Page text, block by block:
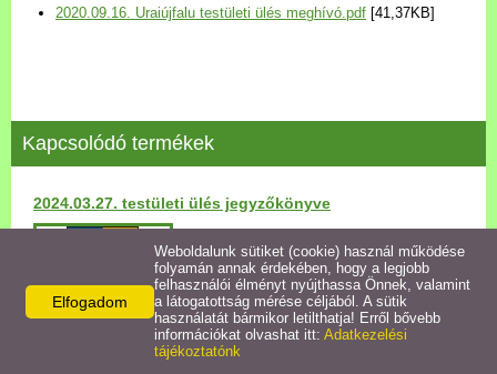
Egyéb intézmények
Egyéb szolgáltatások
Egészségügyi ellátás
Uraiújfalu Sportegyesület
2020.09.16. Uraiújfalu testületi ülés meghívó.pdf [41,37KB]
Kapcsolódó termékek
2024.03.27. testületi ülés jegyzőkönyve
Részletek
Elfogadom
Weboldalunk sütiket (cookie) használ működése
folyamán annak érdekében, hogy a legjobb
felhasználói élményt nyújthassa Önnek, valamint
a látogatottság mérése céljából. A sütik
használatát bármikor letilthatja! Erről bővebb
információkat olvashat itt: Adatkezelési
tájékoztatónk